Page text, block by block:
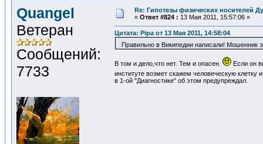
Quangel
Ветеран
Сообщений:
7733
Re: Гипотезы физических носителей
« Ответ #824 : 13 Мая 2011, 15:57:06 »
Цитата: Pipa от 13 Мая 2011, 14:58:04
Правильно в Википедии написали! Мошенник
В том и дело,что нет. Тем и опасен.
Если он
институте возмет скажем человеческую
в 1-ой "Диагностике" об этом предупреждал.